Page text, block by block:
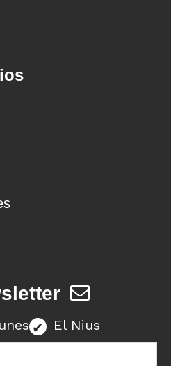
El Nius